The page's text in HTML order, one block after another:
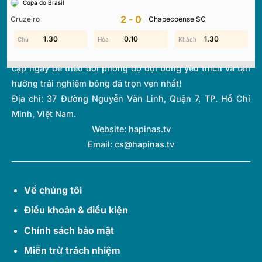
Copa do Brasil
Cruzeiro 2-0 Chapecoense SC
0.10 1.70 0.80
1.30 0.10 1.30
thi đấu và bảng xếp hạng từ hơn 1.000 giải đấu toàn cầu.
Với giao diện tối ưu và tốc độ cập nhật thời gian thực
(Livescore) siêu tốc, chúng tôi giúp bạn không bỏ lỡ bất kỳ
cập ngay để theo dõi phong độ đội bóng yêu thích và tận
hưởng trải nghiệm bóng đá trọn vẹn nhất!
Địa chỉ: 37 Đường Nguyễn Văn Linh, Quận 7, TP. Hồ Chí
Minh, Việt Nam.
Website: hapinas.tv
Email: cs@hapinas.tv
Về chúng tôi
Điều khoản & điều kiện
Chính sách bảo mật
Miễn trừ trách nhiệm